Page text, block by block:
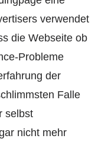
verwendet
die Webseite ob
Probleme
der
Falle
selbst
nicht mehr